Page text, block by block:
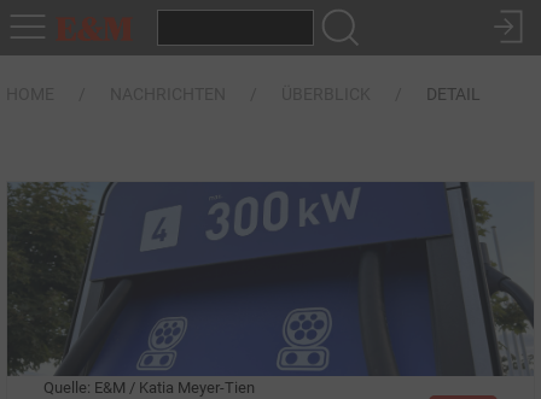
DETAIL
Quelle: E&M / Katia Meyer-Tien